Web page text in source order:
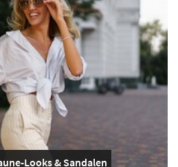
Looks & Sandalen